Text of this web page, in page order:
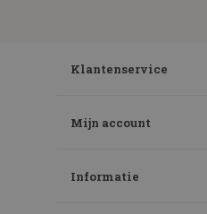
Klantenservice
Mijn account
Informatie